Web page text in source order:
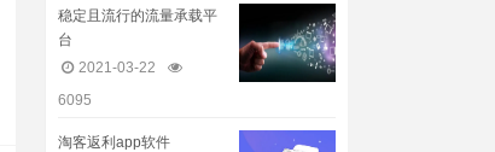
稳定且流行的流量承载平
台
2021-03-22
6095
淘客返利app软件